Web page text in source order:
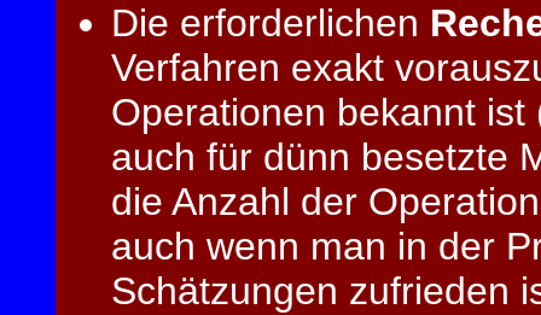
Die erforderlichen
Verfahren exakt
Operationen bekannt
auch für dünn besetzte
die Anzahl der
auch wenn man in der
Schätzungen zufrieden